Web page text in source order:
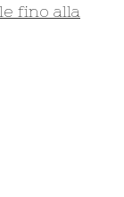
fino alla